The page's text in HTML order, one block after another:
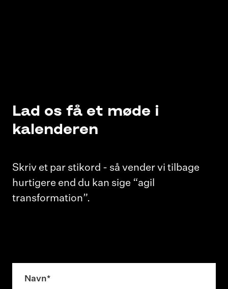
Lad os få et møde i
kalenderen
Skriv et par stikord - så vender vi tilbage
hurtigere end du kan sige “agil
transformation”.